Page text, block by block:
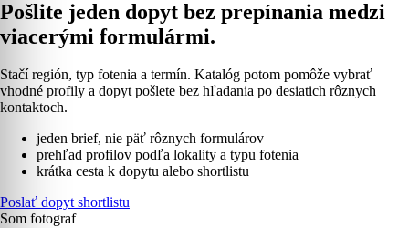
Pošlite jeden dopyt bez prepínania medzi
viacerými formulármi.
Stačí región, typ fotenia a termín. Katalóg potom pomôže vybrať
vhodné profily a dopyt pošlete bez hľadania po desiatich rôznych
kontaktoch.
jeden brief, nie päť rôznych formulárov
prehľad profilov podľa lokality a typu fotenia
krátka cesta k dopytu alebo shortlistu
Poslať dopyt shortlistu
Som fotograf